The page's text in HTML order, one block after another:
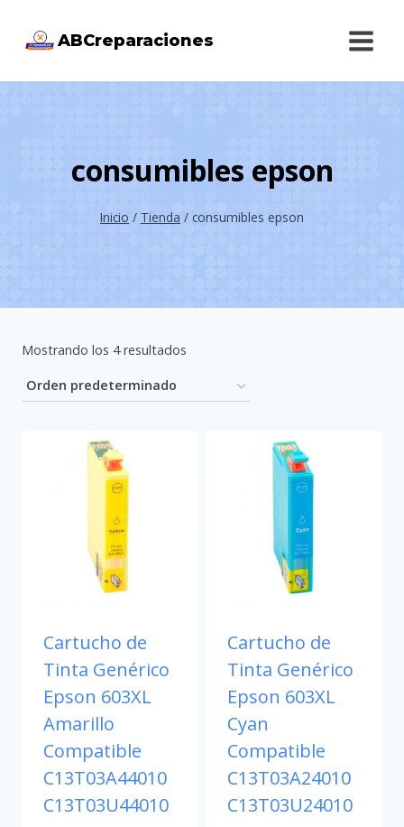
ABCreparaciones
consumibles epson
Inicio / Tienda / consumibles epson
Mostrando los 4 resultados
Cartucho de
Tinta Genérico
Epson 603XL
Amarillo
Compatible
C13T03A44010
C13T03U44010
Cartucho de
Tinta Genérico
Epson 603XL
Cyan
Compatible
C13T03A24010
C13T03U24010